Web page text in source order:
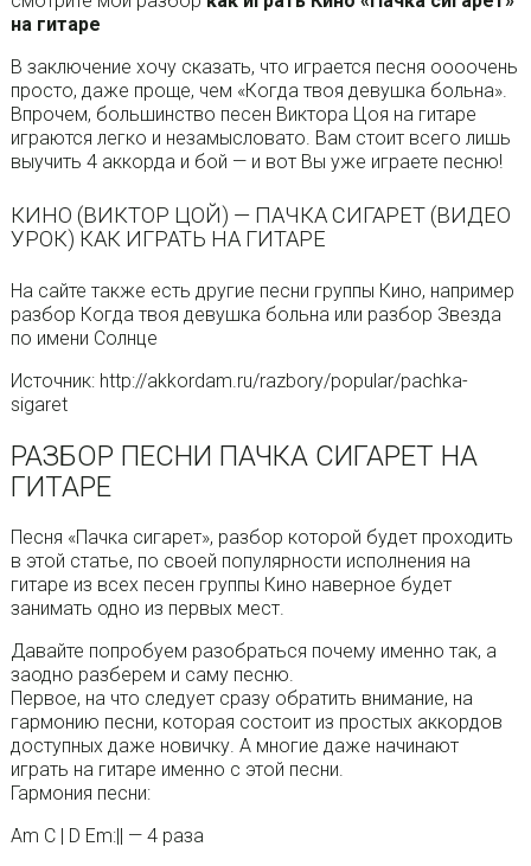
на гитаре
В заключение хочу сказать, что играется песня оооочень
просто, даже проще, чем «Когда твоя девушка больна».
Впрочем, большинство песен Виктора Цоя на гитаре
играются легко и незамысловато. Вам стоит всего лишь
выучить 4 аккорда и бой — и вот Вы уже играете песню!
КИНО (ВИКТОР ЦОЙ) — ПАЧКА СИГАРЕТ (ВИДЕО
УРОК) КАК ИГРАТЬ НА ГИТАРЕ
На сайте также есть другие песни группы Кино, например
разбор Когда твоя девушка больна или разбор Звезда
по имени Солнце
Источник: http://akkordam.ru/razbory/popular/pachka-
sigaret
РАЗБОР ПЕСНИ ПАЧКА СИГАРЕТ НА
ГИТАРЕ
Песня «Пачка сигарет», разбор которой будет проходить
в этой статье, по своей популярности исполнения на
гитаре из всех песен группы Кино наверное будет
занимать одно из первых мест.
Давайте попробуем разобраться почему именно так, а
заодно разберем и саму песню.
Первое, на что следует сразу обратить внимание, на
гармонию песни, которая состоит из простых аккордов
доступных даже новичку. А многие даже начинают
играть на гитаре именно с этой песни.
Гармония песни:
Am C | D Em:|| — 4 раза